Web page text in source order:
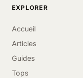
EXPLORER
Accueil
Articles
Guides
Tops